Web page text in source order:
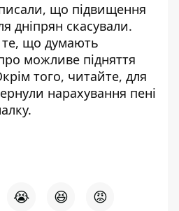
що підвищення
дніпрян скасували.
що думають
можливе підняття
того, читайте, для
нарахування пені
😭 😆 😡